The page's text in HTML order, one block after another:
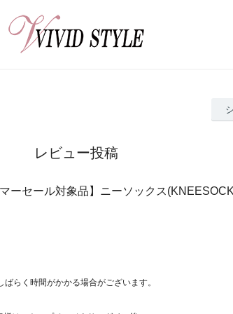
レビュー投稿
マーセール対象品】ニーソックス
らく時間がかかる場合がございます。